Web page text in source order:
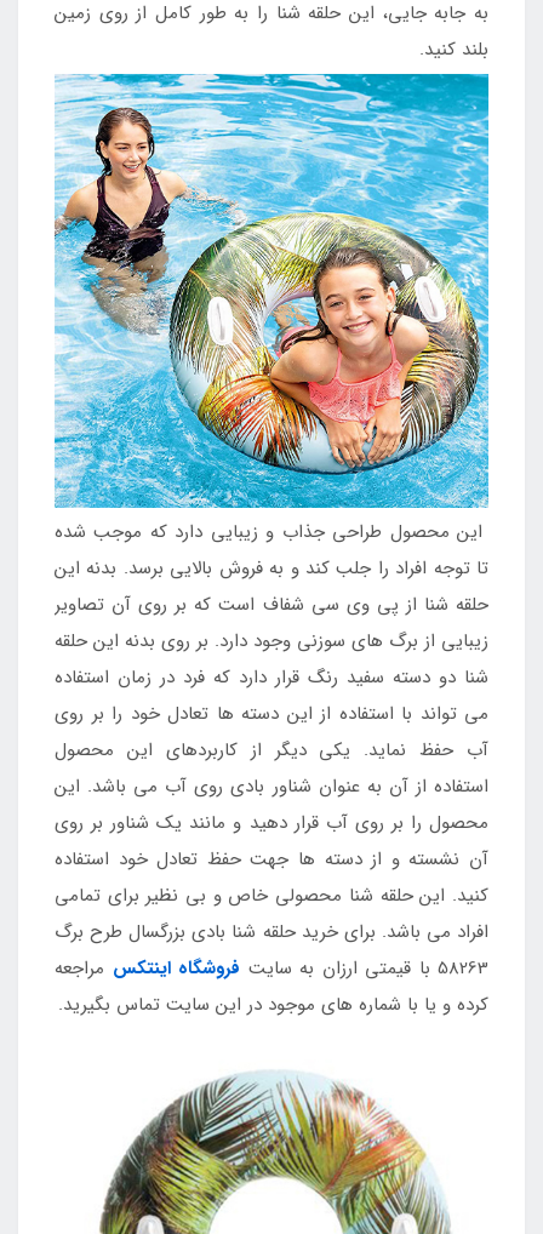
به جابه جایی، این حلقه شنا را به طور کامل از روی زمین
بلند کنید.
این محصول طراحی جذاب و زیبایی دارد که موجب شده
تا توجه افراد را جلب کند و به فروش بالایی برسد. بدنه این
حلقه شنا از پی وی سی شفاف است که بر روی آن تصاویر
زیبایی از برگ های سوزنی وجود دارد. بر روی بدنه این حلقه
شنا دو دسته سفید رنگ قرار دارد که فرد در زمان استفاده
می تواند با استفاده از این دسته ها تعادل خود را بر روی
آب حفظ نماید. یکی دیگر از کاربردهای این محصول
استفاده از آن به عنوان شناور بادی روی آب می باشد. این
محصول را بر روی آب قرار دهید و مانند یک شناور بر روی
آن نشسته و از دسته ها جهت حفظ تعادل خود استفاده
کنید. این حلقه شنا محصولی خاص و بی نظیر برای تمامی
افراد می باشد. برای خرید حلقه شنا بادی بزرگسال طرح برگ
58263 با قیمتی ارزان به سایت
فروشگاه اینتکس مراجعه
کرده و یا با شماره های موجود در این سایت تماس بگیرید.